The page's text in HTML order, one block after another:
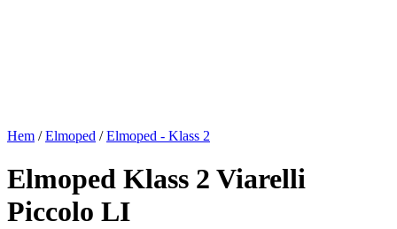
Hem / Elmoped / Elmoped - Klass 2
Elmoped Klass 2 Viarelli
Piccolo LI